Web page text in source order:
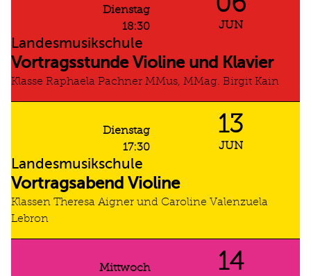
Dienstag
18:30
JUN
Landesmusikschule
Vortragsstunde Violine und Klavier
Klasse Raphaela Pachner MMus, MMag. Birgit Kain
Dienstag
17:30
13
JUN
Landesmusikschule
Vortragsabend Violine
Klassen Theresa Aigner und Caroline Valenzuela
Lebron
Mittwoch
14